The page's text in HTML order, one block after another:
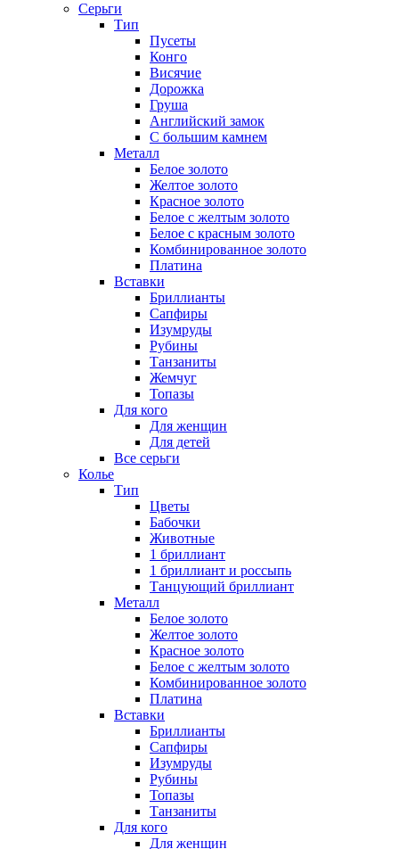
Серьги
Тип
Пусеты
Конго
Висячие
Дорожка
Груша
Английский замок
С большим камнем
Металл
Белое золото
Желтое золото
Красное золото
Белое с желтым золото
Белое с красным золото
Комбинированное золото
Платина
Вставки
Бриллианты
Сапфиры
Изумруды
Рубины
Танзаниты
Жемчуг
Топазы
Для кого
Для женщин
Для детей
Все серьги
Колье
Тип
Цветы
Бабочки
Животные
1 бриллиант
1 бриллиант и россыпь
Танцующий бриллиант
Металл
Белое золото
Желтое золото
Красное золото
Белое с желтым золото
Комбинированное золото
Платина
Вставки
Бриллианты
Сапфиры
Изумруды
Рубины
Топазы
Танзаниты
Для кого
Для женщин